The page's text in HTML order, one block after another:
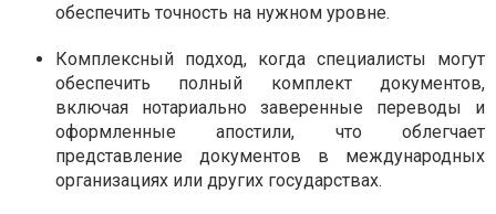
обеспечить точность на нужном уровне.
Комплексный подход, когда специалисты могут
обеспечить полный комплект документов,
включая нотариально заверенные переводы и
оформленные апостили, что облегчает
представление документов в международных
организациях или других государствах.